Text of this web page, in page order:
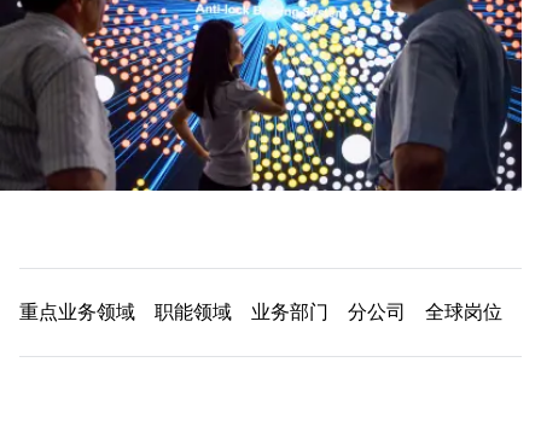
重点业务领域 职能领域 业务部门 分公司 全球岗位